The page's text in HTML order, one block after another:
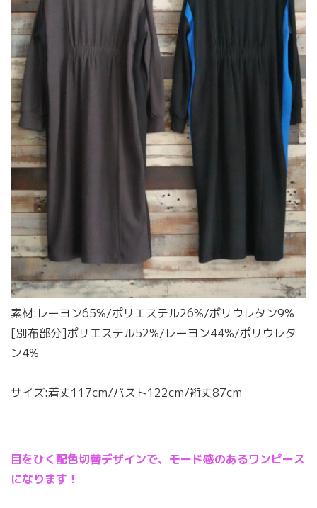
素材:レーヨン65%/ポリエステル26%/ポリウレタン9%
[別布部分]ポリエステル52%/レーヨン44%/ポリウレタ
ン4%
サイズ:着丈117cm/バスト122cm/裄丈87cm
目をひく配色切替デザインで、モード感のあるワンピース
になります！